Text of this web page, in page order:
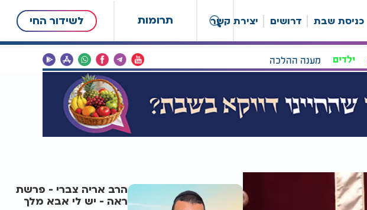
תרומות לשידור החי כניסת שבת דרושים יצירת קשר
ילדים מענה ההלכה
הרב אריה צברי - פרשת
ראה - יש לי אבא מלך